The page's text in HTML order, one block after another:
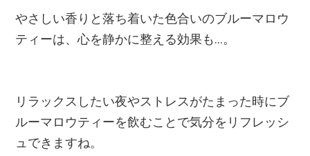
やさしい香りと落ち着いた色合いのブルーマロウ
ティーは、心を静かに整える効果も...。
リラックスしたい夜やストレスがたまった時にブ
ルーマロウティーを飲むことで気分をリフレッシ
ュできますね。